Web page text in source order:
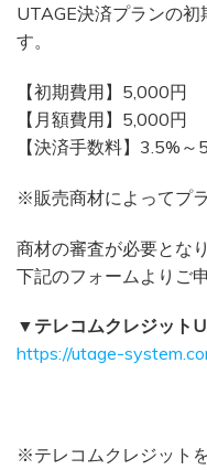
UTAGE決済プランの
す。
【初期費用】5,000円
【月額費用】5,000円
【決済手数料】3.5%～
※販売商材によってプ
商材の審査が必要とな
下記のフォームよりご
▼テレコムクレジット
https://utage-
※テレコムクレジット